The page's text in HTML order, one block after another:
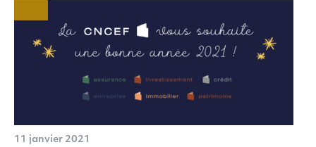
11 janvier 2021